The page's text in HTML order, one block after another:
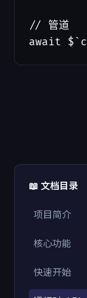
📖 文档目录
项目简介
核心功能
快速开始
// 管道
await